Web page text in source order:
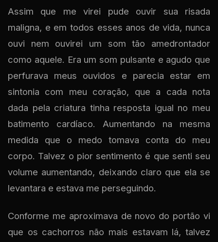
Assim que me virei pude ouvir sua risada
maligna, e em todos esses anos de vida, nunca
ouvi nem ouvirei um som tão amedrontador
como aquele. Era um som pulsante e agudo que
perfurava meus ouvidos e parecia estar em
sintonia com meu coração, que a cada nota
dada pela criatura tinha resposta igual no meu
batimento cardíaco. Aumentando na mesma
medida que o medo tomava conta do meu
corpo. Talvez o pior sentimento é que senti seu
volume aumentando, deixando claro que ela se
levantara e estava me perseguindo.
Conforme me aproximava de novo do portão vi
que os cachorros não mais estavam lá, talvez